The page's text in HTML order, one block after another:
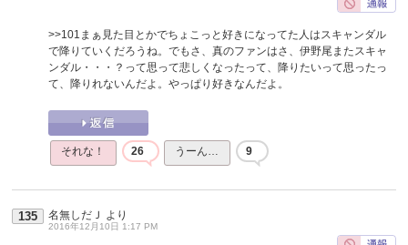
>>101 まぁ見た目とかでちょこっと好きになってた人はスキャンダル
で降りていくだろうね。でもさ、真のファンはさ、伊野尾またスキャ
ンダル・・・？って思って悲しくなったって、降りたいって思ったっ
て、降りれないんだよ。やっぱり好きなんだよ。
それな！ 26 うーん… 9
135 名無しだＪ より
2016年12月10日 1:17 PM